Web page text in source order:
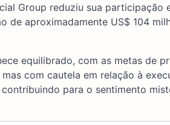
Group reduziu sua participação
de aproximadamente US$ 104
equilibrado, com as metas de
com cautela em relação à
para o sentimento